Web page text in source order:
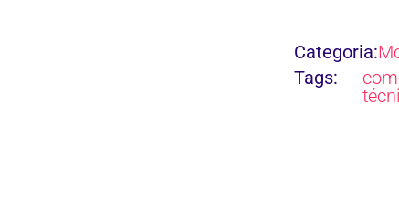
Categoria:
Tags: